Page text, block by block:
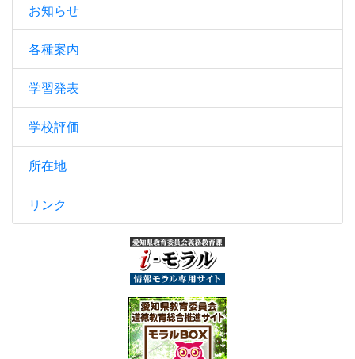
お知らせ
各種案内
学習発表
学校評価
所在地
リンク